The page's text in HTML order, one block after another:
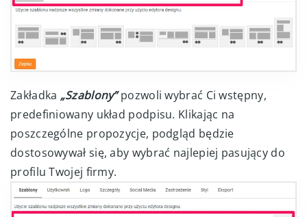
Zakładka „Szablony”pozwoli wybrać Ci wstępny,
predefiniowany układ podpisu. Klikając na
poszczególne propozycje, podgląd będzie
dostosowywał się, aby wybrać najlepiej pasujący do
profilu Twojej firmy.